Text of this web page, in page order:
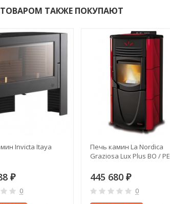
ТАКЖЕ ПОКУПАЮТ
Invicta Itaya
₽
0
Печь камин La Nordica
Graziosa Lux Plus BO / PE
445 680 ₽
0